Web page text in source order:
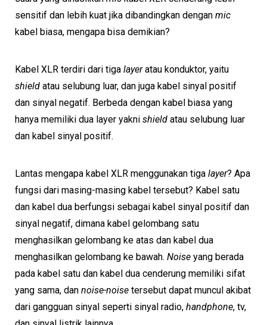
sensitif dan lebih kuat jika dibandingkan dengan mic
kabel biasa, mengapa bisa demikian?
Kabel XLR terdiri dari tiga layeratau konduktor, yaitu
shield atau selubung luar, dan juga kabel sinyal positif
dan sinyal negatif. Berbeda dengan kabel biasa yang
hanya memiliki dua layer yakni shield atau selubung luar
dan kabel sinyal positif.
Lantas mengapa kabel XLR menggunakan tiga layer? Apa
fungsi dari masing-masing kabel tersebut? Kabel satu
dan kabel dua berfungsi sebagai kabel sinyal positif dan
sinyal negatif, dimana kabel gelombang satu
menghasilkan gelombang ke atas dan kabel dua
menghasilkan gelombang ke bawah. Noise yang berada
pada kabel satu dan kabel dua cenderung memiliki sifat
yang sama, dan noise-noise tersebut dapat muncul akibat
dari gangguan sinyal seperti sinyal radio, handphone, tv,